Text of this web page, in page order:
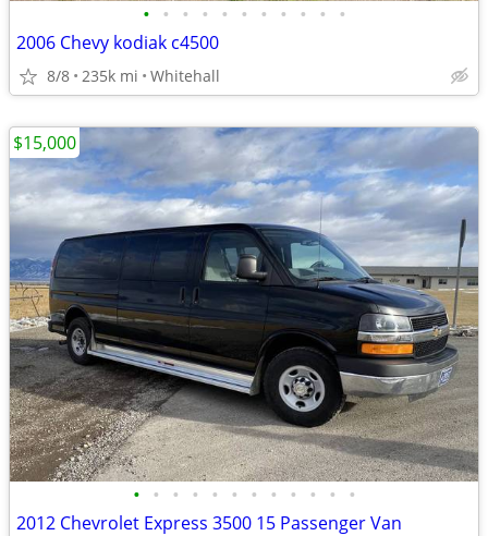
• • • • • • • • • • •
2006 Chevy kodiak c4500
8/8 235k mi Whitehall
• • • • • • • • • • • •
2012 Chevrolet Express 3500 15 Passenger Van
$15,000